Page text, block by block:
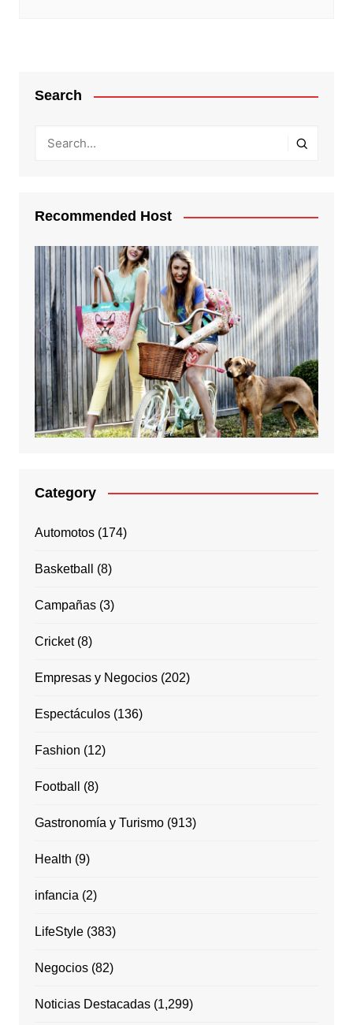
Search
Recommended Host
Category
Automotos(174)
Basketball (8)
Campañas(3)
Cricket(8)
Empresas y Negocios(202)
Espectáculos(136)
Fashion (12)
Football (8)
Gastronomía y Turismo(913)
Health (9)
infancia (2)
LifeStyle(383)
Negocios(82)
Noticias Destacadas(1,299)